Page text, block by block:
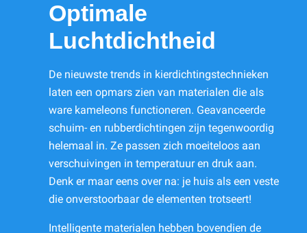
Optimale
Luchtdichtheid
De nieuwste trends in kierdichtingstechnieken
laten een opmars zien van materialen die als
ware kameleons functioneren. Geavanceerde
schuim- en rubberdichtingen zijn tegenwoordig
helemaal in. Ze passen zich moeiteloos aan
verschuivingen in temperatuur en druk aan.
Denk er maar eens over na: je huis als een veste
die onverstoorbaar de elementen trotseert!
Intelligente materialen hebben bovendien de